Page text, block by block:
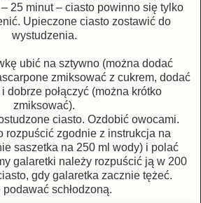
– 25 minut – ciasto powinno się tylko
Upieczone ciasto zostawić do
wystudzenia.
ubić na sztywno (można dodać
zmiksować z cukrem, dodać
dobrze połączyć (można krótko
zmiksować).
ciasto. Ozdobić owocami.
rozpuścić zgodnie z instrukcja na
saszetka na 250 ml wody) i polać
galaretki należy rozpuścić ją w 200
gdy galaretka zacznie tężeć.
podawać schłodzoną.